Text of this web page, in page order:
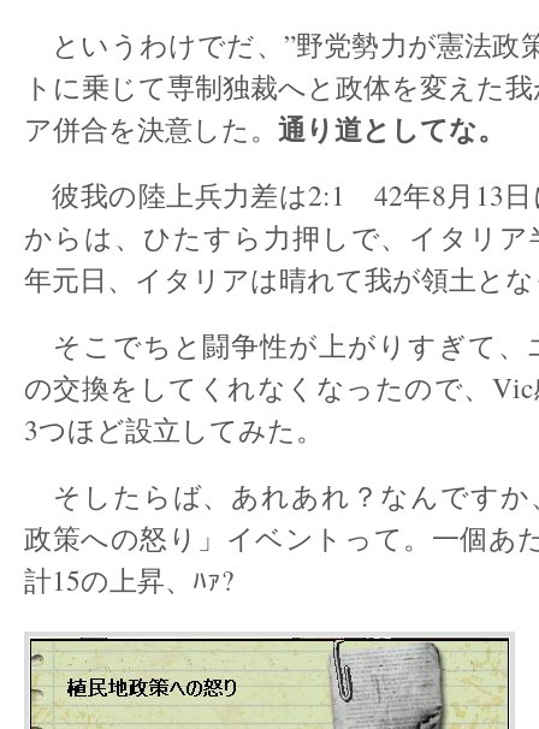
というわけでだ、”野党勢力が憲法政
トに乗じて専制独裁へと政体を変えた
ア併合を決意した。 通り道としてな。
彼我の陸上兵力差は2:1 42年8月13日
からは、ひたすら力押しで、イタリア
年元日、イタリアは晴れて我が領土と
そこでちと闘争性が上がりすぎて、
の交換をしてくれなくなったので、
3つほど設立してみた。
そしたらば、あれあれ？なんですか
政策への怒り」イベントって。一個あ
計15の上昇、ﾊｧ?